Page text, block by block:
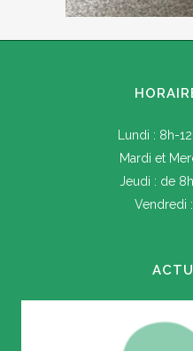
Lundi : 8h-
Mardi et
Jeudi : de
Vendredi